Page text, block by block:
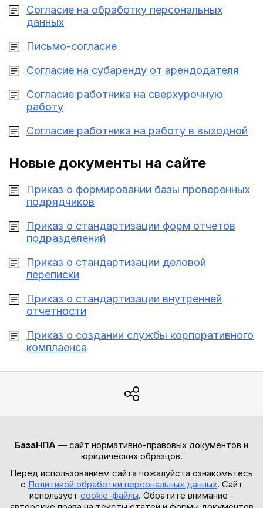
Согласие на обработку персональных
данных
Письмо-согласие
Согласие на субаренду от арендодателя
Согласие работника на сверхурочную
работу
Согласие работника на работу в выходной
Новые документы на сайте
Приказ о формировании базы проверенных
подрядчиков
Приказ о стандартизации форм отчетов
подразделений
Приказ о стандартизации деловой
переписки
Приказ о стандартизации внутренней
отчетности
Приказ о создании службы корпоративного
комплаенса
БазаНПА — сайт нормативно-правовых документов и
юридических образцов.
Перед использованием сайта пожалуйста ознакомьтесь
с Политикой обработки персональных данных. Сайт
использует cookie-файлы. Обратите внимание -